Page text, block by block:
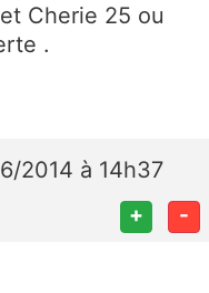
Cherie 25 ou
.
2014 à 14h37
+ -